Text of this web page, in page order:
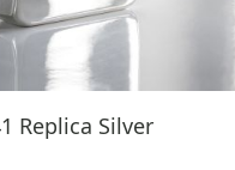
Replica Silver